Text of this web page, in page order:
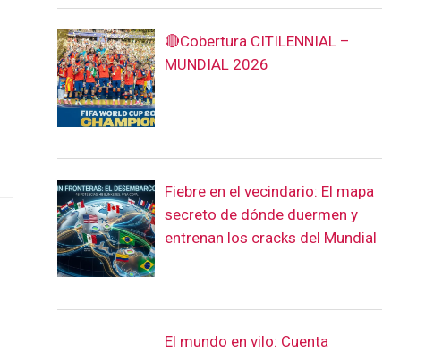
🔴Cobertura CITILENNIAL –
MUNDIAL 2026
Fiebre en el vecindario: El mapa
secreto de dónde duermen y
entrenan los cracks del Mundial
El mundo en vilo: Cuenta